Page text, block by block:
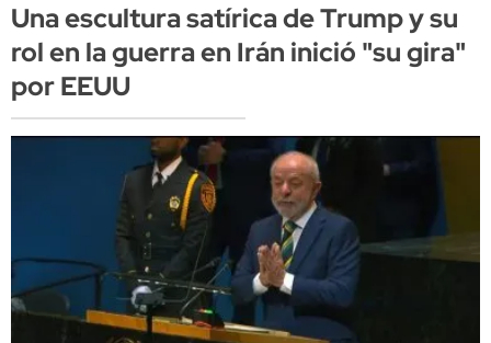
Una escultura satírica de Trump y su
rol en la guerra en Irán inició "su gira"
por EEUU